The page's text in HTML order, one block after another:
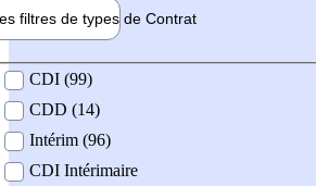
filtres de types de Contrat
contrat
CDI (99)
CDD (14)
Intérim (96)
CDI Intérimaire